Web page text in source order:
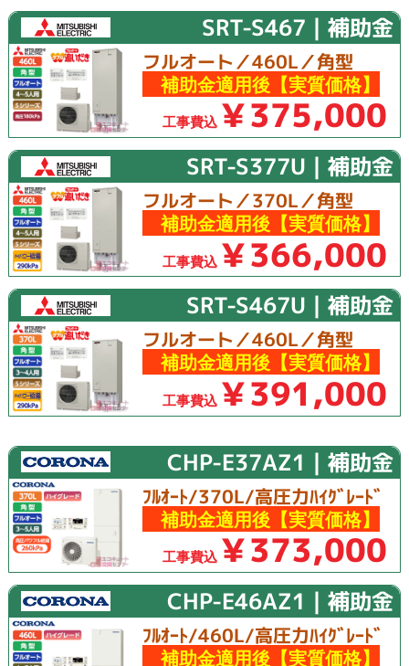
SRT-S467｜補助金
フルオート／460L／角型
補助金適用後【実質価格】
工事費込 ￥375,000
SRT-S377U｜補助金
フルオート／370L／角型
補助金適用後【実質価格】
工事費込 ￥366,000
SRT-S467U｜補助金
フルオート／460L／角型
補助金適用後【実質価格】
工事費込 ￥391,000
CHP-E37AZ1｜補助金
ﾌﾙｵｰﾄ/370L/高圧力ﾊｲｸﾞﾚｰﾄﾞ
補助金適用後【実質価格】
工事費込 ￥373,000
CHP-E46AZ1｜補助金
ﾌﾙｵｰﾄ/460L/高圧力ﾊｲｸﾞﾚｰﾄﾞ
補助金適用後【実質価格】